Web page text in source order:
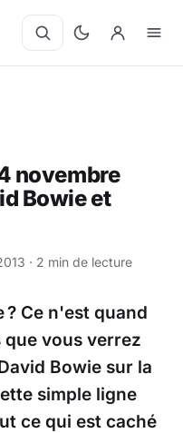
novembre
Bowie et
· 2 min de lecture
? Ce n'est quand
que vous verrez
Bowie sur la
simple ligne
ce qui est caché